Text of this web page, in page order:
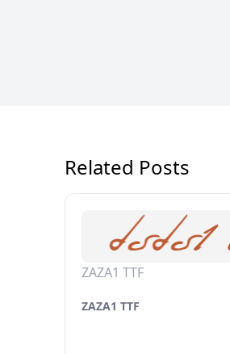
Related Posts
ZAZA1 TTF
ZAZA1 TTF